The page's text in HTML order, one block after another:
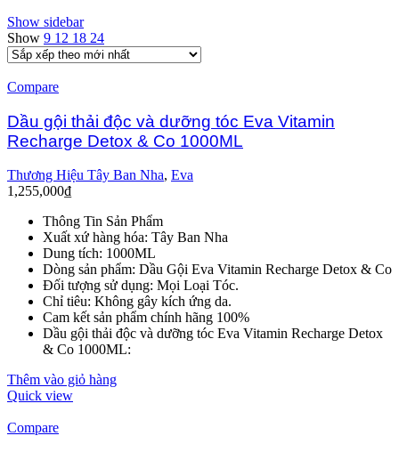
Show sidebar
Show 9 12 18 24
Compare
Dầu gội thải độc và dưỡng tóc Eva Vitamin
Recharge Detox & Co 1000ML
Thương Hiệu Tây Ban Nha, Eva
1,255,000₫
Thông Tin Sản Phẩm
Xuất xứ hàng hóa: Tây Ban Nha
Dung tích: 1000ML
Dòng sản phẩm: Dầu Gội Eva Vitamin Recharge Detox & Co
Đối tượng sử dụng: Mọi Loại Tóc.
Chỉ tiêu: Không gây kích ứng da.
Cam kết sản phẩm chính hãng 100%
Dầu gội thải độc và dưỡng tóc Eva Vitamin Recharge Detox
& Co 1000ML:
Thêm vào giỏ hàng
Quick view
Compare